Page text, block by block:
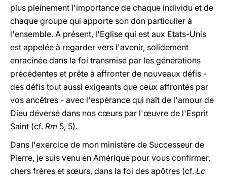
plus pleinement l'importance de chaque individu et de
chaque groupe qui apporte son don particulier à
l'ensemble. A présent, l'Eglise qui est aux Etats-Unis
est appelée à regarder vers l'avenir, solidement
enracinée dans la foi transmise par les générations
précédentes et prête à affronter de nouveaux défis -
des défis tout aussi exigeants que ceux affrontés par
vos ancêtres - avec l'espérance qui naît de l'amour de
Dieu déversé dans nos cœurs par l'œuvre de l'Esprit
Saint (cf. Rm 5, 5).
Dans l'exercice de mon ministère de Successeur de
Pierre, je suis venu en Amérique pour vous confirmer,
chers frères et sœurs, dans la foi des apôtres (cf. Lc